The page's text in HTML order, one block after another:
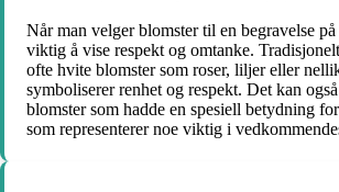
Når man velger blomster til en begravelse
viktig å vise respekt og omtanke.
ofte hvite blomster som roser, liljer eller
symboliserer renhet og respekt. Det kan
blomster som hadde en spesiell betydning
som representerer noe viktig i